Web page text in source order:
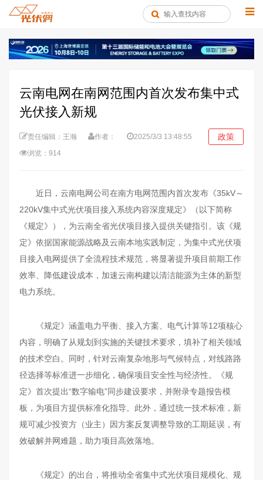
云南电网在南网范围内首次发布集中式
光伏接入新规
责任编辑：王瀚 作者：
2025/3/3 13:48:55
浏览：914
政策
近日，云南电网公司在南方电网范围内首次发布《35kV～
220kV集中式光伏项目接入系统内容深度规定》（以下简称
《规定》），为云南全省光伏项目接入提供关键指引。该《规
定》依据国家能源战略及云南本地实践制定，为集中式光伏项
目接入电网提供了全流程技术规范，将显著提升项目前期工作
效率、降低建设成本，加速云南构建以清洁能源为主体的新型
电力系统。
《规定》涵盖电力平衡、接入方案、电气计算等12项核心
内容，明确了从规划到实施的关键技术要求，填补了相关领域
的技术空白。同时，针对云南复杂地形与气候特点，对线路路
径选择等标准进一步细化，确保项目安全性与经济性。《规
定》首次提出“数字输电”同步建设要求，并附录专题报告模
板，为项目方提供标准化指导。此外，通过统一技术标准，新
规可减少投资方（业主）因方案反复调整导致的工期延误，有
效破解并网难题，助力项目高效落地。
《规定》的出台，将推动全省集中式光伏项目规模化、规